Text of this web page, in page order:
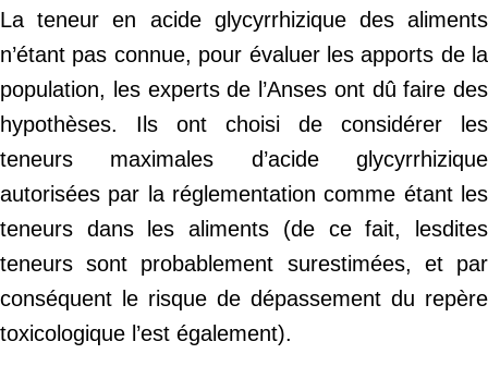
La teneur en acide glycyrrhizique des aliments
n’étant pas connue, pour évaluer les apports de la
population, les experts de l’Anses ont dû faire des
hypothèses. Ils ont choisi de considérer les
teneurs maximales d’acide glycyrrhizique
autorisées par la réglementation comme étant les
teneurs dans les aliments (de ce fait, lesdites
teneurs sont probablement surestimées, et par
conséquent le risque de dépassement du repère
toxicologique l’est également).